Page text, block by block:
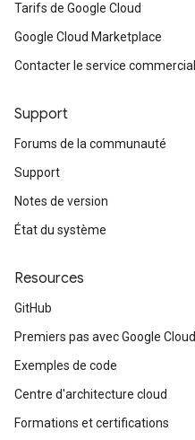
Tarifs de Google Cloud
Google Cloud Marketplace
Contacter le service commercial
Support
Forums de la communauté
Support
Notes de version
État du système
Resources
GitHub
Premiers pas avec Google Cloud
Exemples de code
Centre d'architecture cloud
Formations et certifications